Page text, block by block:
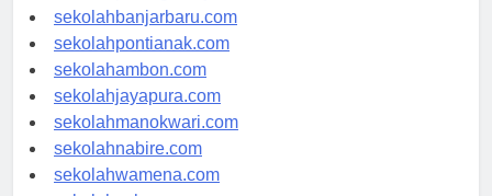
sekolahpalangkaraya.com
sekolahbanjarbaru.com
sekolahpontianak.com
sekolahambon.com
sekolahjayapura.com
sekolahmanokwari.com
sekolahnabire.com